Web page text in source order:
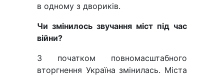
в одному з двориків.
Чи змінилось звучання міст під час
війни?
З початком повномасштабного
вторгнення Україна змінилась. Міста